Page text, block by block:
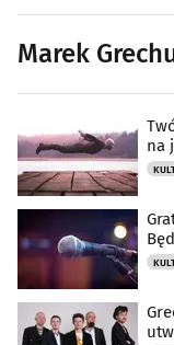
Marek
na